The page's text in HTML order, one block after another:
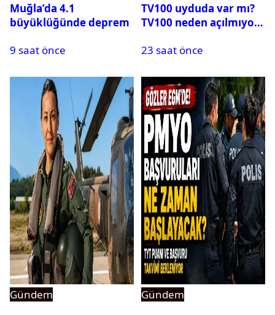
Muğla’da 4.1
büyüklüğünde deprem
9 saat önce
TV100 uyduda var mı?
TV100 neden açılmıyor?
23 saat önce
Gündem
Gündem